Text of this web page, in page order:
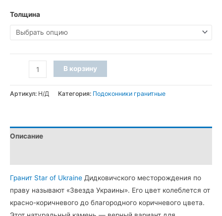
–
070 грн
Толщина
Количество
товара
Подоконник
Star
of
(R30,
фаска
A)
В корзину
Артикул: Н/Д Категория: Подоконники гранитные
Описание
Гранит Star of Ukraine Дидковичского месторождения по
праву называют «Звезда Украины». Его цвет колеблется от
красно-коричневого до благородного коричневого цвета.